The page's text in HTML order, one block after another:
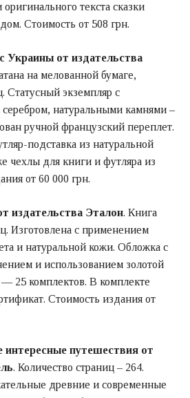
текста сказки
Стоимость от 508 грн.
Украины от издательства
на мелованной бумаге,
Статусный экземпляр с
натуральными камнями –
ручной французский переплет.
подставка из натуральной
чехлы для книги и футляра из
от 60 000 грн.
издательства Эталон. Книга
Изготовлена с применением
и натуральной кожи. Обложка с
и использованием золотой
25 комплектов. В комплекте
Стоимость издания от
путешествия от
. Количество страниц – 264.
древние и современные